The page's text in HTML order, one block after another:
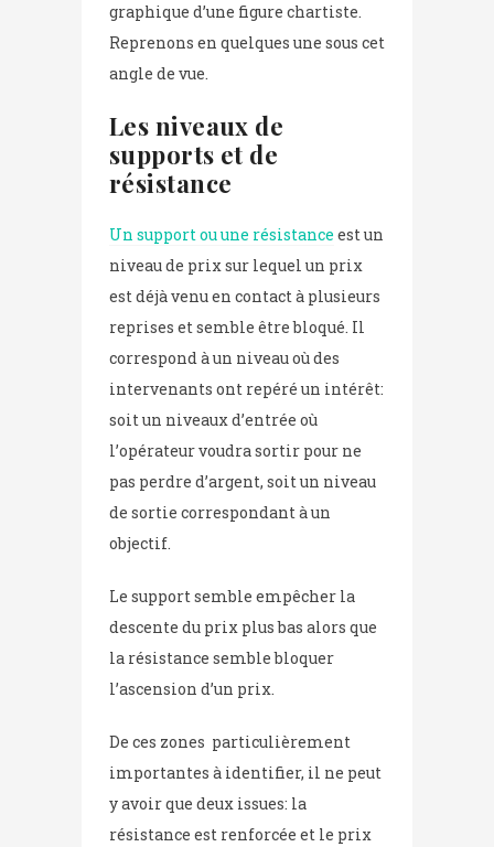
graphique d’une figure chartiste.
Reprenons en quelques une sous cet
angle de vue.
Les niveaux de
supports et de
résistance
Un support ou une résistance est un
niveau de prix sur lequel un prix
est déjà venu en contact à plusieurs
reprises et semble être bloqué. Il
correspond à un niveau où des
intervenants ont repéré un intérêt:
soit un niveaux d’entrée où
l’opérateur voudra sortir pour ne
pas perdre d’argent, soit un niveau
de sortie correspondant à un
objectif.
Le support semble empêcher la
descente du prix plus bas alors que
la résistance semble bloquer
l’ascension d’un prix.
De ces zones particulièrement
importantes à identifier, il ne peut
y avoir que deux issues: la
résistance est renforcée et le prix